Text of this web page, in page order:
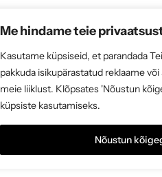
Me hindame teie
Kasutame küpsiseid, et parandada
pakkuda isikupärastatud reklaame
meie liiklust. Klõpsates 'Nõustun
küpsiste kasutamiseks.
Nõustun